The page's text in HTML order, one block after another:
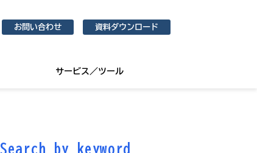
お問い合わせ 資料ダウンロード
サービス／ツール
Search by keyword